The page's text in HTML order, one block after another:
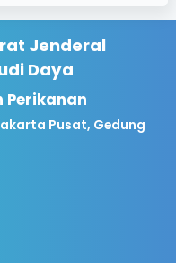
Jenderal
Daya
Perikanan
Pusat, Gedung